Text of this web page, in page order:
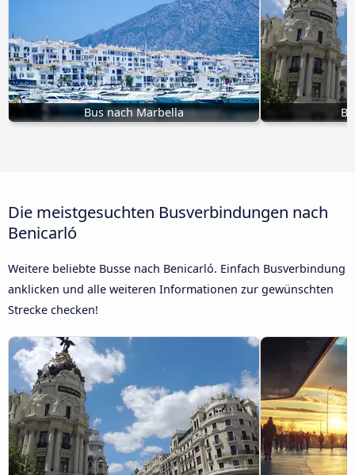
Bus nach Marbella
Die meistgesuchten Busverbindungen nach
Benicarló
Weitere beliebte Busse nach Benicarló. Einfach Busverbindung
anklicken und alle weiteren Informationen zur gewünschten
Strecke checken!